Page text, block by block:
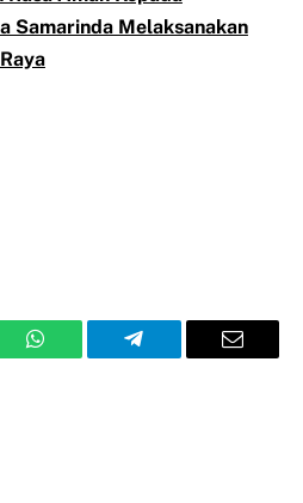
Samarinda Melaksanakan
WhatsApp Telegram Email